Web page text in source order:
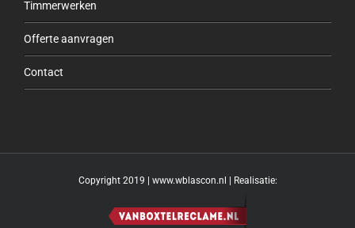
Timmerwerken
Offerte aanvragen
Contact
Copyright 2019 | www.wblascon.nl | Realisatie: